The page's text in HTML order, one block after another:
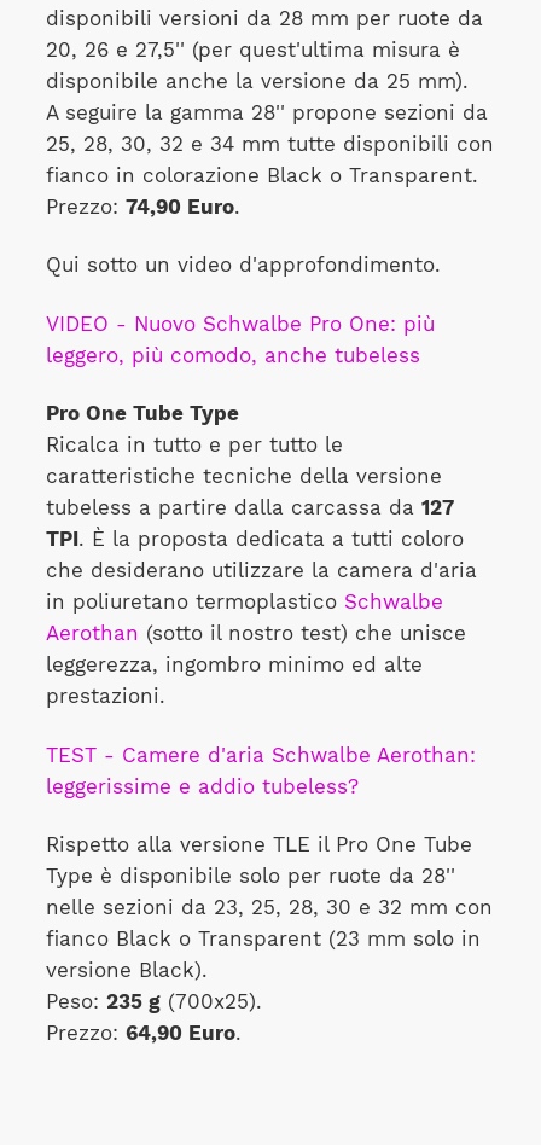
disponibili versioni da 28 mm per ruote da
20, 26 e 27,5'' (per quest'ultima misura è
disponibile anche la versione da 25 mm).
A seguire la gamma 28'' propone sezioni da
25, 28, 30, 32 e 34 mm tutte disponibili con
fianco in colorazione Black o Transparent.
Prezzo: 74,90 Euro.
Qui sotto un video d'approfondimento.
VIDEO - Nuovo Schwalbe Pro One: più
leggero, più comodo, anche tubeless
Pro One Tube Type
Ricalca in tutto e per tutto le
caratteristiche tecniche della versione
tubeless a partire dalla carcassa da 127
TPI . È la proposta dedicata a tutti coloro
che desiderano utilizzare la camera d'aria
in poliuretano termoplastico Schwalbe
Aerothan (sotto il nostro test) che unisce
leggerezza, ingombro minimo ed alte
prestazioni.
TEST - Camere d'aria Schwalbe Aerothan:
leggerissime e addio tubeless?
Rispetto alla versione TLE il Pro One Tube
Type è disponibile solo per ruote da 28''
nelle sezioni da 23, 25, 28, 30 e 32 mm con
fianco Black o Transparent (23 mm solo in
versione Black).
Peso: 235 g(700x25).
Prezzo: 64,90 Euro.